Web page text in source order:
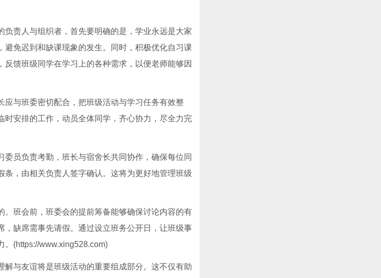
责人与组织者，首先要明确的是，学业永远是大家
免迟到和缺课现象的发生。同时，积极优化自习课
馈班级同学在学习上的各种需求，以便老师能够因
与班委密切配合，把班级活动与学习任务有效整
安排的工作，动员全体同学，齐心协力，尽全力完
员负责考勤，班长与宿舍长共同协作，确保每位同
，由相关负责人签字确认。这将为更好地管理班级
班会前，班委会的提前筹备能够确保讨论内容的有
缺席需事先请假。通过设立班务公开日，让班级事
。(https://www.xing528.com)
与友谊将是班级活动的重要组成部分。这不仅有助